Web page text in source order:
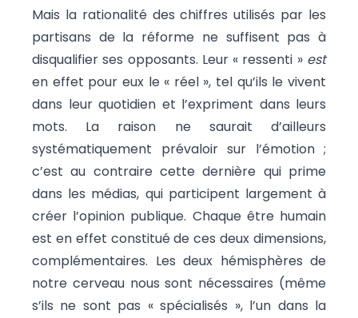
Mais la rationalité des chiffres utilisés par les
partisans de la réforme ne suffisent pas à
disqualifier ses opposants. Leur « ressenti » est
en effet pour eux le « réel », tel qu’ils le vivent
dans leur quotidien et l’expriment dans leurs
mots. La raison ne saurait d’ailleurs
systématiquement prévaloir sur l’émotion ;
c’est au contraire cette dernière qui prime
dans les médias, qui participent largement à
créer l’opinion publique. Chaque être humain
est en effet constitué de ces deux dimensions,
complémentaires. Les deux hémisphères de
notre cerveau nous sont nécessaires (même
s’ils ne sont pas « spécialisés », l’un dans la